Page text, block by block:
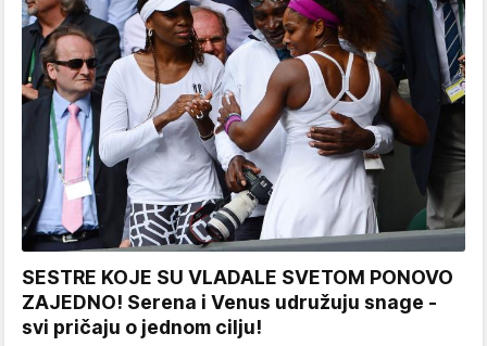
SESTRE KOJE SU VLADALE SVETOM PONOVO
ZAJEDNO! Serena i Venus udružuju snage -
svi pričaju o jednom cilju!